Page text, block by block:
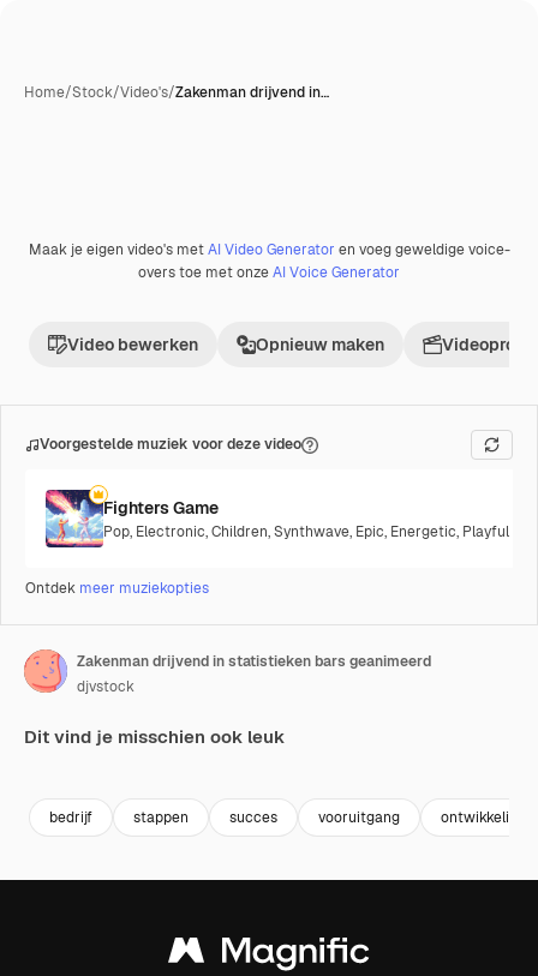
Home/Stock/Video's/Zakenman drijvend in…
Premium
Maak je eigen video's metAI Video Generator en voeg geweldige voice-
overs toe met onzeAI Voice Generator
Video bewerken Opnieuw maken
Voorgestelde muziek voor deze video
Fighters Game
Pop, Electronic,Children,Synthwave, Epic, Energetic, Playful
Ontdek meer muziekopties
Zakenman drijvend in statistieken bars geanimeerd
djvstock
Dit vind je misschien ook leuk
bedrijf stappen succes vooruitgang ontwikkeling